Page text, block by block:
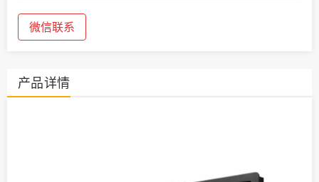
微信联系
产品详情